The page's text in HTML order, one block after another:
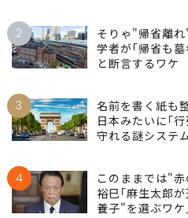
2
そりゃ"帰省離
学者が｢帰省も
と断言するワケ
3
名前を書く紙も
日本みたいに｢
守れる謎システ
4
このままでは"
裕巳｢麻生太郎
養子"を選ぶワケ